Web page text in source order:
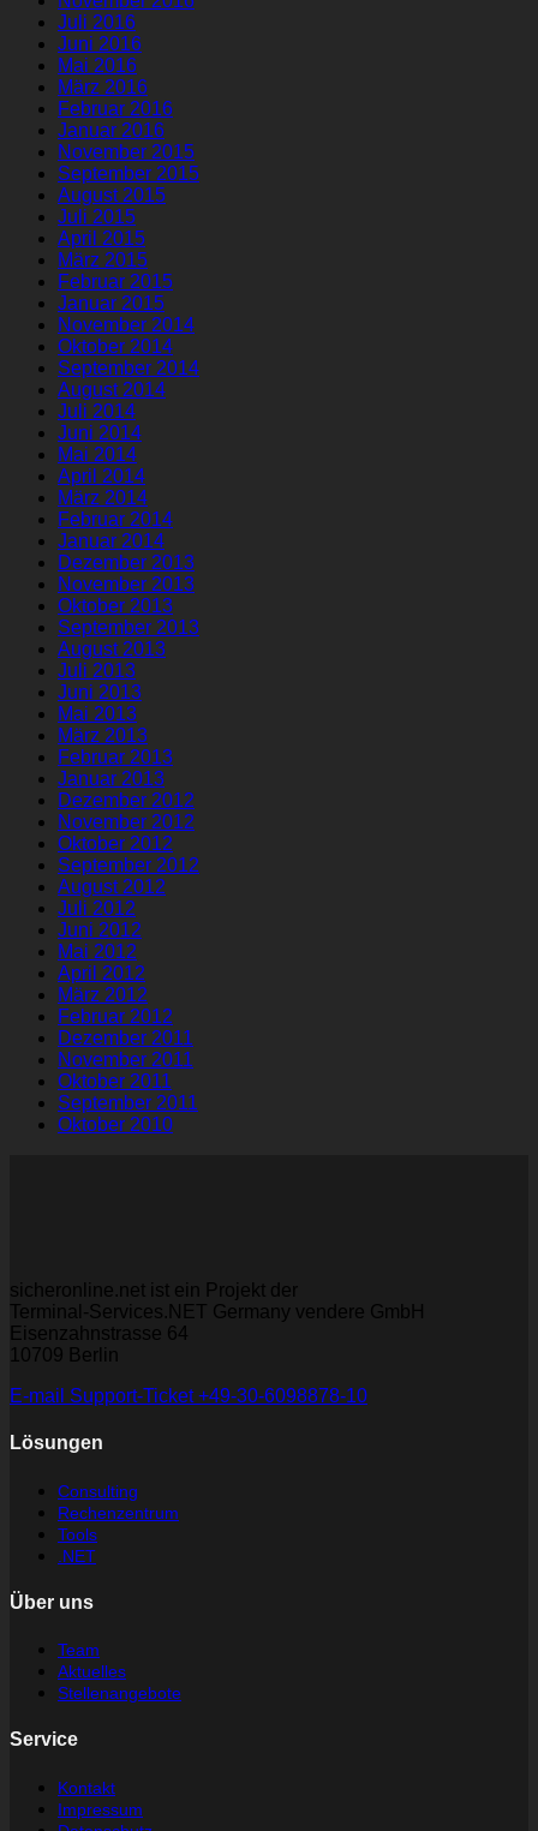
Juli 2016
Juni 2016
Mai 2016
März 2016
Februar 2016
Januar 2016
November 2015
September 2015
August 2015
Juli 2015
April 2015
März 2015
Februar 2015
Januar 2015
November 2014
Oktober 2014
September 2014
August 2014
Juli 2014
Juni 2014
Mai 2014
April 2014
März 2014
Februar 2014
Januar 2014
Dezember 2013
November 2013
Oktober 2013
September 2013
August 2013
Juli 2013
Juni 2013
Mai 2013
März 2013
Februar 2013
Januar 2013
Dezember 2012
November 2012
Oktober 2012
September 2012
August 2012
Juli 2012
Juni 2012
Mai 2012
April 2012
März 2012
Februar 2012
Dezember 2011
November 2011
Oktober 2011
September 2011
Oktober 2010
sicheronline.net ist ein Projekt der
Terminal-Services.NET Germany vendere GmbH
Eisenzahnstrasse 64
10709 Berlin
E-mail Support-Ticket +49-30-6098878-10
Lösungen
Consulting
Rechenzentrum
Tools
.NET
Über uns
Team
Aktuelles
Stellenangebote
Service
Kontakt
Impressum